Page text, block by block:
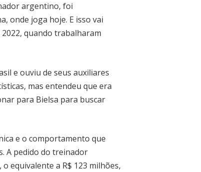
argentino, foi
onde joga hoje. E isso vai
quando trabalharam
e ouviu de seus auxiliares
mas entendeu que era
para Bielsa para buscar
e o comportamento que
A pedido do treinador
equivalente a R$ 123 milhões,